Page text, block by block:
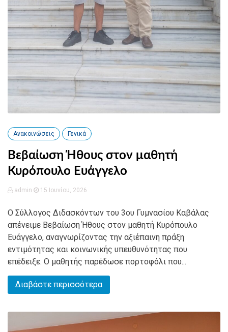
Ανακοινώσεις Γενικά
Βεβαίωση Ήθους στον μαθητή
Κυρόπουλο Ευάγγελο
admin 15 Ιουνίου, 2026
Ο Σύλλογος Διδασκόντων του 3ου Γυμνασίου Καβάλας
απένειμε Βεβαίωση Ήθους στον μαθητή Κυρόπουλο
Ευάγγελο, αναγνωρίζοντας την αξιέπαινη πράξη
εντιμότητας και κοινωνικής υπευθυνότητας που
επέδειξε. Ο μαθητής παρέδωσε πορτοφόλι που...
Διαβάστε περισσότερα